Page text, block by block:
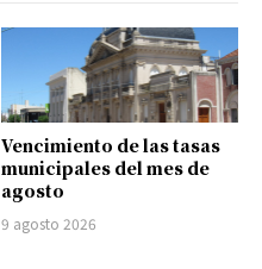
Vencimiento de las tasas
municipales del mes de
agosto
9 agosto 2026